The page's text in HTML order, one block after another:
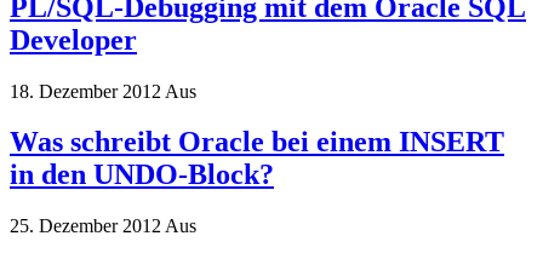
PL/SQL-Debugging mit dem Oracle SQL
Developer
18. Dezember 2012 Aus
Was schreibt Oracle bei einem INSERT
in den UNDO-Block?
25. Dezember 2012 Aus